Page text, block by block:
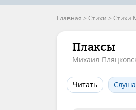
Главная > Стихи > Стихи
Плаксы
Михаил
Читать